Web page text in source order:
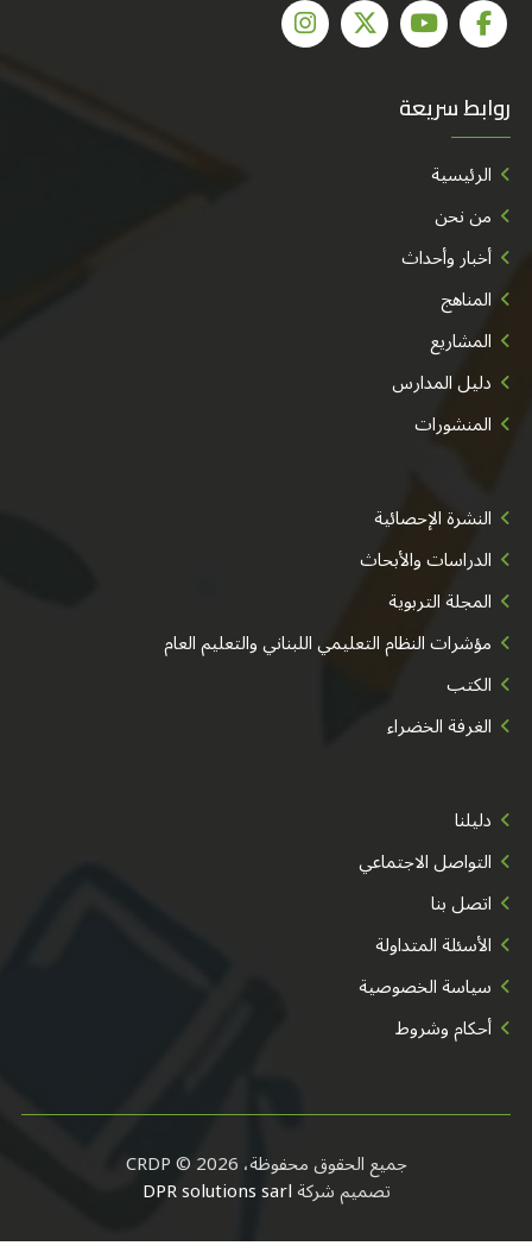
روابط سريعة
الرئيسية
من نحن
أخبار وأحداث
المناهج
المشاريع
دليل المدارس
المنشورات
النشرة الإحصائية
الدراسات والأبحاث
المجلة التربوية
مؤشرات النظام التعليمي اللبناني والتعليم العام
الكتب
الغرفة الخضراء
دليلنا
التواصل الاجتماعي
اتصل بنا
الأسئلة المتداولة
سياسة الخصوصية
أحكام وشروط
جميع الحقوق محفوظة، CRDP © 2026
تصميم شركةDPR solutions sarl